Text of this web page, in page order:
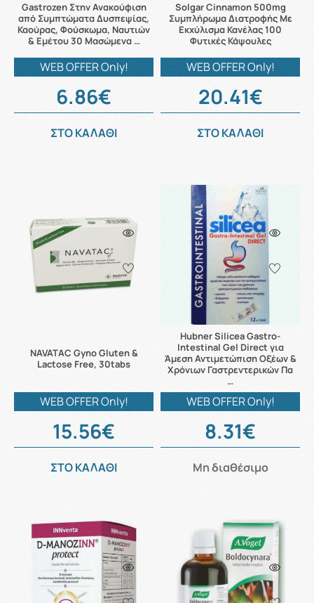
Gastrozen Στην Ανακούφιση
από Συμπτώματα Δυσπεψίας,
Καούρας, Φούσκωμα, Ναυτιών
& Εμέτου 30 Μασώμενα …
WEB OFFER Only!
6.86€
ΣΤΟ ΚΑΛΑΘΙ
Solgar Cinnamon 500mg
Συμπλήρωμα Διατροφής Με
Εκχύλισμα Κανέλας 100
Φυτικές Κάψουλες
WEB OFFER Only!
20.41€
ΣΤΟ ΚΑΛΑΘΙ
NAVATAC Gyno Gluten &
Lactose Free, 30tabs
WEB OFFER Only!
15.56€
ΣΤΟ ΚΑΛΑΘΙ
Hubner Silicea Gastro-
Intestinal Gel Direct για
Άμεση Αντιμετώπιση Οξέων &
Χρόνιων Γαστρεντερικών Πα
…
WEB OFFER Only!
8.31€
Μη διαθέσιμο